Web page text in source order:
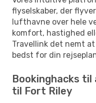
flyselskaber, der
lufthavne over hele
komfort, hastighed
Travellink det nemt
bedst for din
Bookinghacks
til Fort Riley